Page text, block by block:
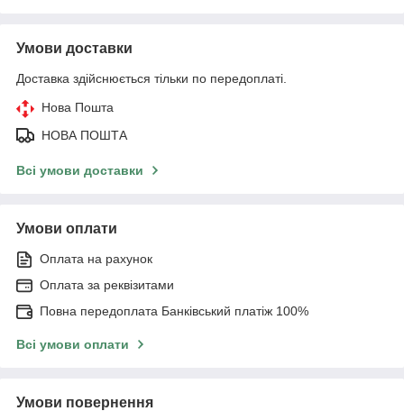
Умови доставки
Доставка здійснюється тільки по передоплаті.
Нова Пошта
НОВА ПОШТА
Всі умови доставки
Умови оплати
Оплата на рахунок
Оплата за реквізитами
Повна передоплата Банківський платіж 100%
Всі умови оплати
Умови повернення